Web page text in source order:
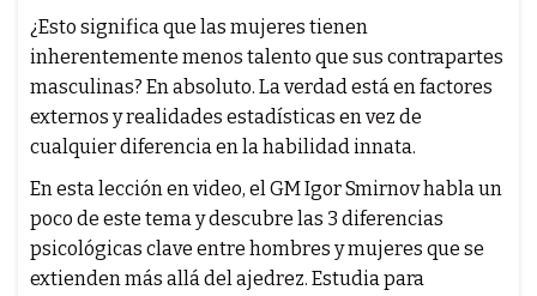
¿Esto significa que las mujeres tienen
inherentemente menos talento que sus contrapartes
masculinas? En absoluto. La verdad está en factores
externos y realidades estadísticas en vez de
cualquier diferencia en la habilidad innata.
En esta lección en video, el GM Igor Smirnov habla un
poco de este tema y descubre las 3 diferencias
psicológicas clave entre hombres y mujeres que se
extienden más allá del ajedrez. Estudia para